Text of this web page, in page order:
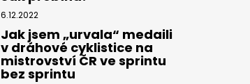
6.12.2022
Jak jsem „urvala“ medaili
v dráhové cyklistice na
mistrovství ČR ve sprintu
bez sprintu